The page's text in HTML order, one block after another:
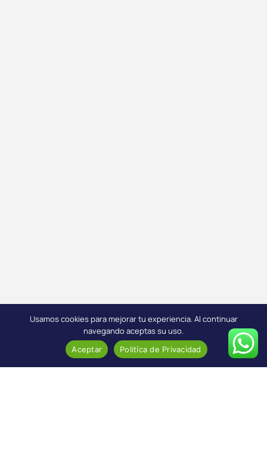
Usamos cookies para mejorar tu experiencia. Al continuar
navegando aceptas su uso.
Aceptar Politíca de Privacidad